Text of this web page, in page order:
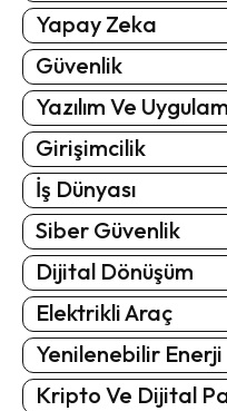
Yapay Zeka
Güvenlik
Yazılım Ve
Girişimcilik
İş Dünyası
Siber Güvenlik
Dijital Dönüşüm
Elektrikli Araç
Yenilenebilir Enerji
Kripto Ve Dijital